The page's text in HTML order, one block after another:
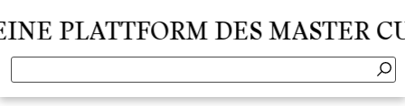
PLATTFORM DES MASTER